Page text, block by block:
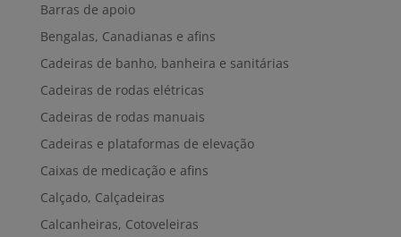
Barras de apoio
Bengalas, Canadianas e afins
Cadeiras de banho, banheira e sanitárias
Cadeiras de rodas elétricas
Cadeiras de rodas manuais
Cadeiras e plataformas de elevação
Caixas de medicação e afins
Calçado, Calçadeiras
Calcanheiras, Cotoveleiras